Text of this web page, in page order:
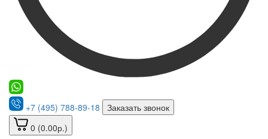
+7 (495) 788-89-18
Заказать звонок
0 (0.00р.)